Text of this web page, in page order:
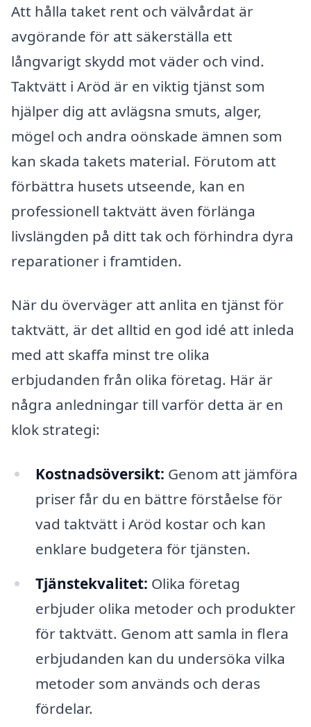
Att hålla taket rent och välvårdat är
avgörande för att säkerställa ett
långvarigt skydd mot väder och vind.
Taktvätt i Aröd är en viktig tjänst som
hjälper dig att avlägsna smuts, alger,
mögel och andra oönskade ämnen som
kan skada takets material. Förutom att
förbättra husets utseende, kan en
professionell taktvätt även förlänga
livslängden på ditt tak och förhindra dyra
reparationer i framtiden.
När du överväger att anlita en tjänst för
taktvätt, är det alltid en god idé att inleda
med att skaffa minst tre olika
erbjudanden från olika företag. Här är
några anledningar till varför detta är en
klok strategi:
Kostnadsöversikt: Genom att jämföra
priser får du en bättre förståelse för
vad taktvätt i Aröd kostar och kan
enklare budgetera för tjänsten.
Tjänstekvalitet: Olika företag
erbjuder olika metoder och produkter
för taktvätt. Genom att samla in flera
erbjudanden kan du undersöka vilka
metoder som används och deras
fördelar.